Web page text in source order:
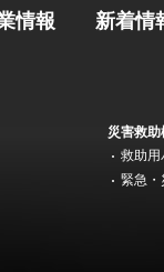
情報 新着情
災害救助
救助用
緊急・